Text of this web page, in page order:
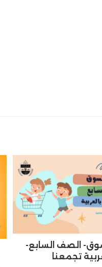
الصف السابع-
تجمعنا